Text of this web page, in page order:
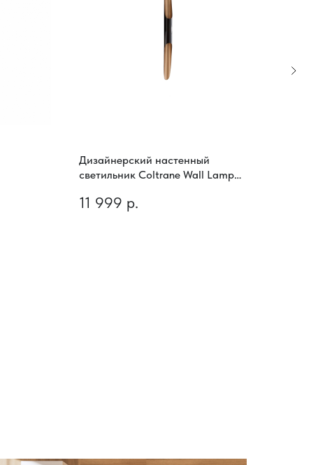
Дизайнерский настенный
светильник Coltrane Wall Lamp
11 999 р.